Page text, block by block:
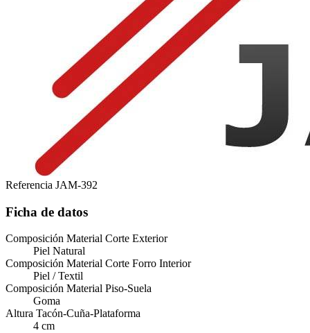
Referencia JAM-392
Ficha de datos
Composición Material Corte Exterior
Piel Natural
Composición Material Corte Forro Interior
Piel / Textil
Composición Material Piso-Suela
Goma
Altura Tacón-Cuña-Plataforma
4 cm